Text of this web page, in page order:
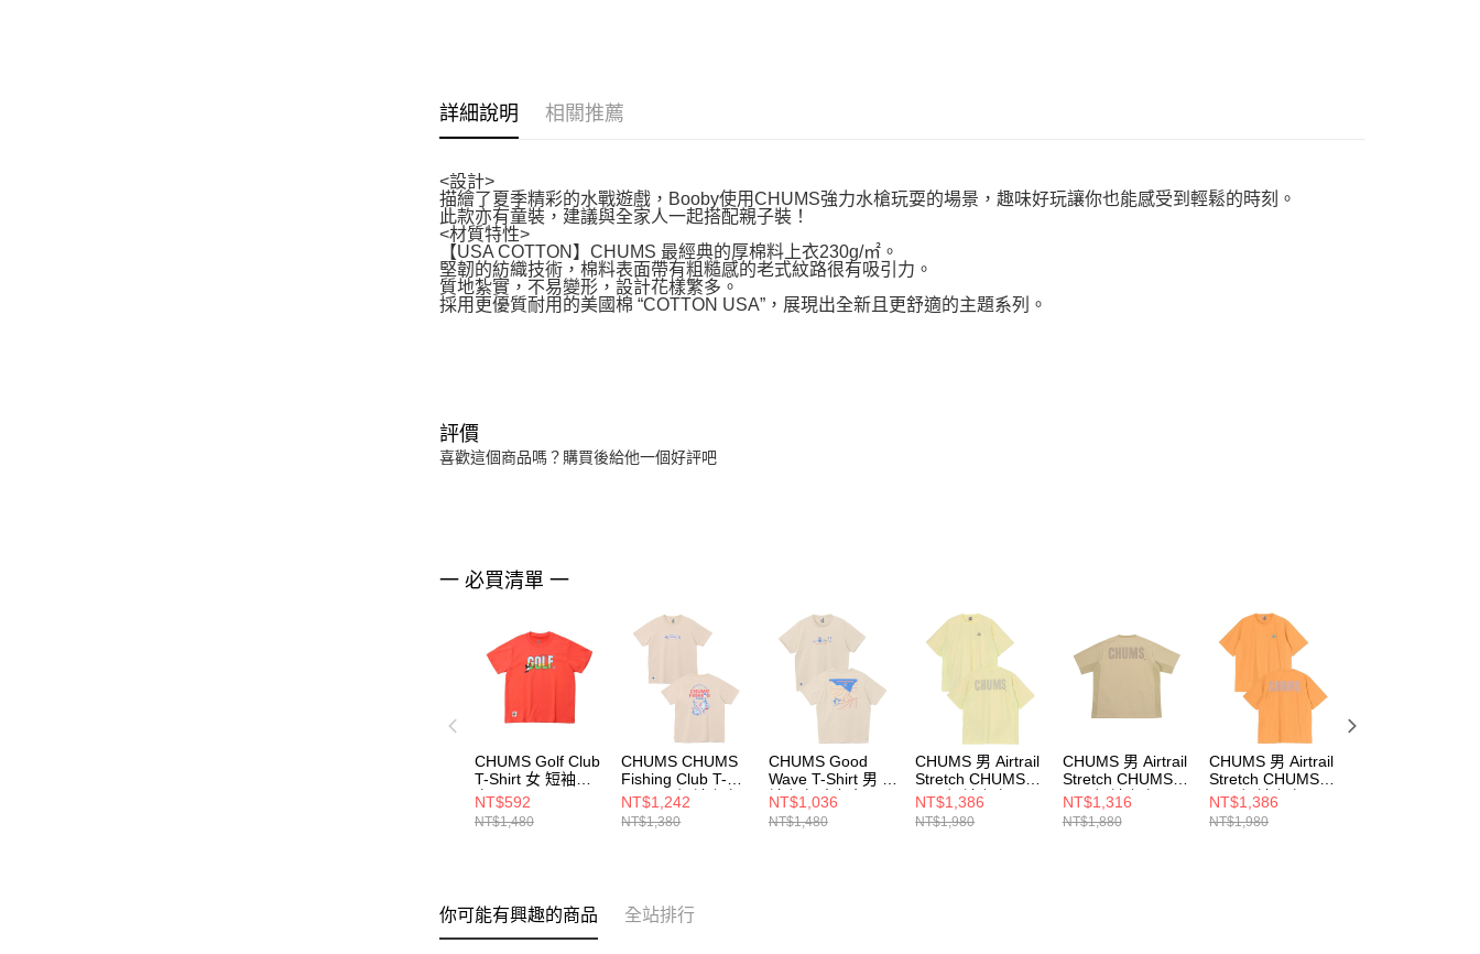
詳細說明 相關推薦
<設計>
描繪了夏季精彩的水戰遊戲，Booby使用CHUMS強力水槍玩耍的場景，趣味好玩讓你也能感受到輕鬆的時刻。
此款亦有童裝，建議與全家人一起搭配親子裝！
<材質特性>
【USA COTTON】CHUMS 最經典的厚棉料上衣230g/㎡。
堅韌的紡織技術，棉料表面帶有粗糙感的老式紋路很有吸引力。
質地紮實，不易變形，設計花樣繁多。
採用更優質耐用的美國棉 “COTTON USA”，展現出全新且更舒適的主題系列。
評價
喜歡這個商品嗎？購買後給他一個好評吧
一 必買清單 一
CHUMS Golf Club
T-Shirt 女 短袖上
衣
CH112195R115
NT$592
NT$1,480
CHUMS CHUMS
Fishing Club T-
Shirt 男 短袖上衣
米灰色
CH012753G057
NT$1,242
NT$1,380
CHUMS Good
Wave T-Shirt 男 短
袖上衣 米灰色
CH012787G057
NT$1,036
NT$1,480
CHUMS 男 Airtrail
Stretch CHUMS T-
Shirt短袖上衣
CH012580Y074
NT$1,386
NT$1,980
CHUMS 男 Airtrail
Stretch CHUMS T-
Shirt短袖上衣
CH012344B001
NT$1,316
NT$1,880
CHUMS 男 Airtrail
Stretch CHUMS T-
Shirt短袖上衣
CH012580D001
NT$1,386
NT$1,980
你可能有興趣的商品 全站排行